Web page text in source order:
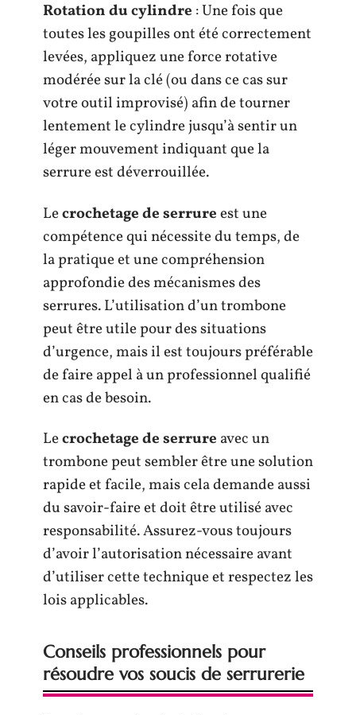
Rotation du cylindre : Une fois que
toutes les goupilles ont été correctement
levées, appliquez une force rotative
modérée sur la clé (ou dans ce cas sur
votre outil improvisé) afin de tourner
lentement le cylindre jusqu’à sentir un
léger mouvement indiquant que la
serrure est déverrouillée.
Lecrochetage de serrureest une
compétence qui nécessite du temps, de
la pratique et une compréhension
approfondie des mécanismes des
serrures. L’utilisation d’un trombone
peut être utile pour des situations
d’urgence, mais il est toujours préférable
de faire appel à un professionnel qualifié
en cas de besoin.
Lecrochetage de serrure avec un
trombone peut sembler être une solution
rapide et facile, mais cela demande aussi
du savoir-faire et doit être utilisé avec
responsabilité. Assurez-vous toujours
d’avoir l’autorisation nécessaire avant
d’utiliser cette technique et respectez les
lois applicables.
Conseils professionnels pour
résoudre vos soucis de serrurerie